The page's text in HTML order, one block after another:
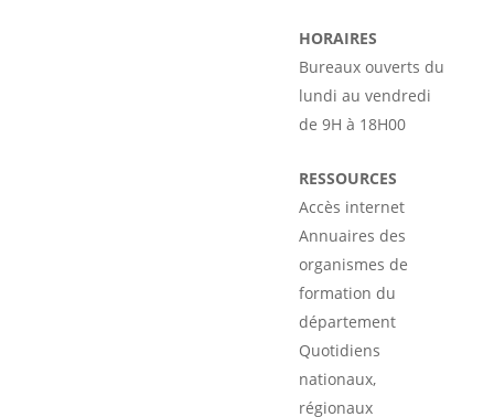
HORAIRES
Bureaux ouverts du
lundi au vendredi
de 9H à 18H00
RESSOURCES
Accès internet
Annuaires des
organismes de
formation du
département
Quotidiens
nationaux,
régionaux